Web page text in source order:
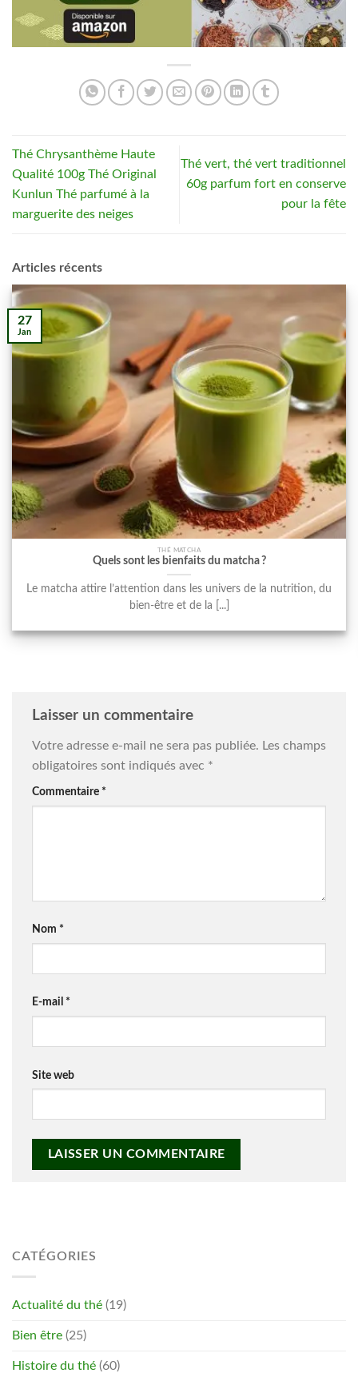
Thé Chrysanthème Haute
Qualité 100g Thé Original
Kunlun Thé parfumé à la
marguerite des neiges
Thé vert, thé vert traditionnel
60g parfum fort en conserve
pour la fête
Articles récents
THÉ MATCHA
Quels sont les bienfaits du matcha ?
Le matcha attire l’attention dans les univers de la nutrition, du
bien-être et de la [...]
27
Jan
Laisser un commentaire
Votre adresse e-mail ne sera pas publiée. Les champs
obligatoires sont indiqués avec *
Commentaire *
Nom *
E-mail *
Site web
CATÉGORIES
Actualité du thé (19)
Bien être (25)
Histoire du thé (60)